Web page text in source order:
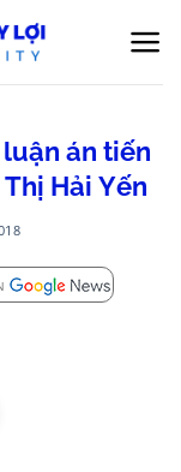
án tiến
Hải Yến